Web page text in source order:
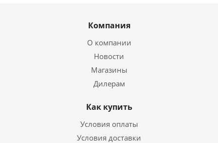
Компания
О компании
Новости
Магазины
Дилерам
Как купить
Условия оплаты
Условия доставки